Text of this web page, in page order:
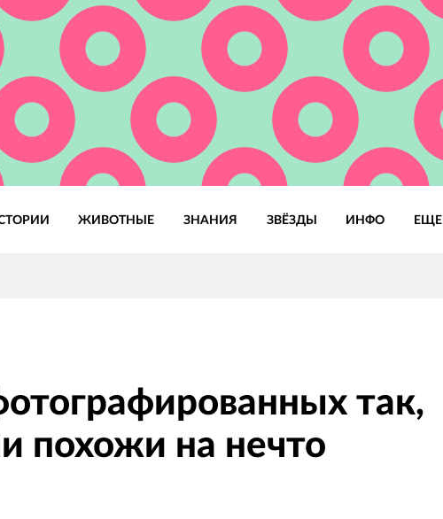
ЖИВОТНЫЕ ЗНАНИЯ ЗВЁЗДЫ ИНФО ЕЩЕ
так,
похожи на нечто